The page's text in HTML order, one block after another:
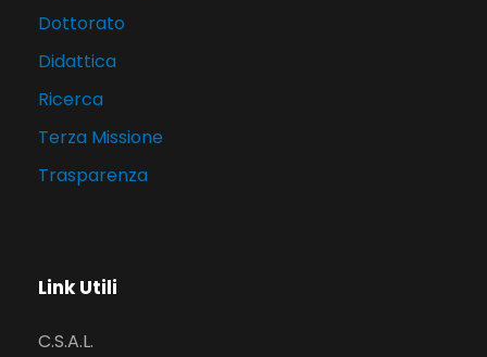
Dottorato
Didattica
Ricerca
Terza Missione
Trasparenza
Link Utili
C.S.A.L.